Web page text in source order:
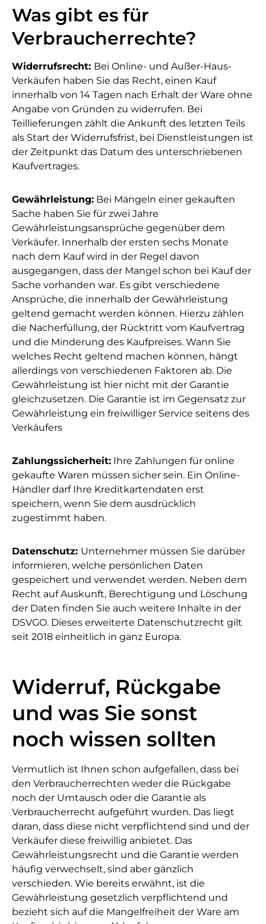
Was gibt es für
Verbraucherrechte?
Widerrufsrecht: Bei Online- und Außer-Haus-
Verkäufen haben Sie das Recht, einen Kauf
innerhalb von 14 Tagen nach Erhalt der Ware ohne
Angabe von Gründen zu widerrufen. Bei
Teillieferungen zählt die Ankunft des letzten Teils
als Start der Widerrufsfrist, bei Dienstleistungen ist
der Zeitpunkt das Datum des unterschriebenen
Kaufvertrages.
Gewährleistung: Bei Mängeln einer gekauften
Sache haben Sie für zwei Jahre
Gewährleistungsansprüche gegenüber dem
Verkäufer. Innerhalb der ersten sechs Monate
nach dem Kauf wird in der Regel davon
ausgegangen, dass der Mangel schon bei Kauf der
Sache vorhanden war. Es gibt verschiedene
Ansprüche, die innerhalb der Gewährleistung
geltend gemacht werden können. Hierzu zählen
die Nacherfüllung, der Rücktritt vom Kaufvertrag
und die Minderung des Kaufpreises. Wann Sie
welches Recht geltend machen können, hängt
allerdings von verschiedenen Faktoren ab. Die
Gewährleistung ist hier nicht mit der Garantie
gleichzusetzen. Die Garantie ist im Gegensatz zur
Gewährleistung ein freiwilliger Service seitens des
Verkäufers
Zahlungssicherheit: Ihre Zahlungen für online
gekaufte Waren müssen sicher sein. Ein Online-
Händler darf Ihre Kreditkartendaten erst
speichern, wenn Sie dem ausdrücklich
zugestimmt haben.
Datenschutz: Unternehmer müssen Sie darüber
informieren, welche persönlichen Daten
gespeichert und verwendet werden. Neben dem
Recht auf Auskunft, Berechtigung und Löschung
der Daten finden Sie auch weitere Inhalte in der
DSVGO. Dieses erweiterte Datenschutzrecht gilt
seit 2018 einheitlich in ganz Europa.
Widerruf, Rückgabe
und was Sie sonst
noch wissen sollten
Vermutlich ist Ihnen schon aufgefallen, dass bei
den Verbraucherrechten weder die Rückgabe
noch der Umtausch oder die Garantie als
Verbraucherrecht aufgeführt wurden. Das liegt
daran, dass diese nicht verpflichtend sind und der
Verkäufer diese freiwillig anbietet. Das
Gewährleistungsrecht und die Garantie werden
häufig verwechselt, sind aber gänzlich
verschieden. Wie bereits erwähnt, ist die
Gewährleistung gesetzlich verpflichtend und
bezieht sich auf die Mangelfreiheit der Ware am